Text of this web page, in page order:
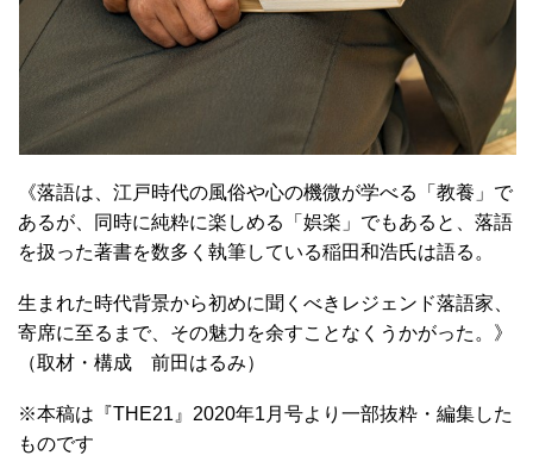
《落語は、江戸時代の風俗や心の機微が学べる「教養」で
あるが、同時に純粋に楽しめる「娯楽」でもあると、落語
を扱った著書を数多く執筆している稲田和浩氏は語る。
生まれた時代背景から初めに聞くべきレジェンド落語家、
寄席に至るまで、その魅力を余すことなくうかがった。》
（取材・構成 前田はるみ）
※本稿は『THE21』2020年1月号より一部抜粋・編集した
ものです